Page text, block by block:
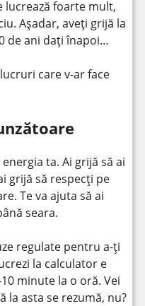
lucrează foarte mult,
Așadar, aveți grijă la
de ani dați înapoi…
care v-ar face
ta. Ai grijă să ai
grijă să respecți pe
Te va ajuta să ai
seara.
regulate pentru a-ți
la calculator e
minute la o oră. Vei
la asta se rezumă, nu?